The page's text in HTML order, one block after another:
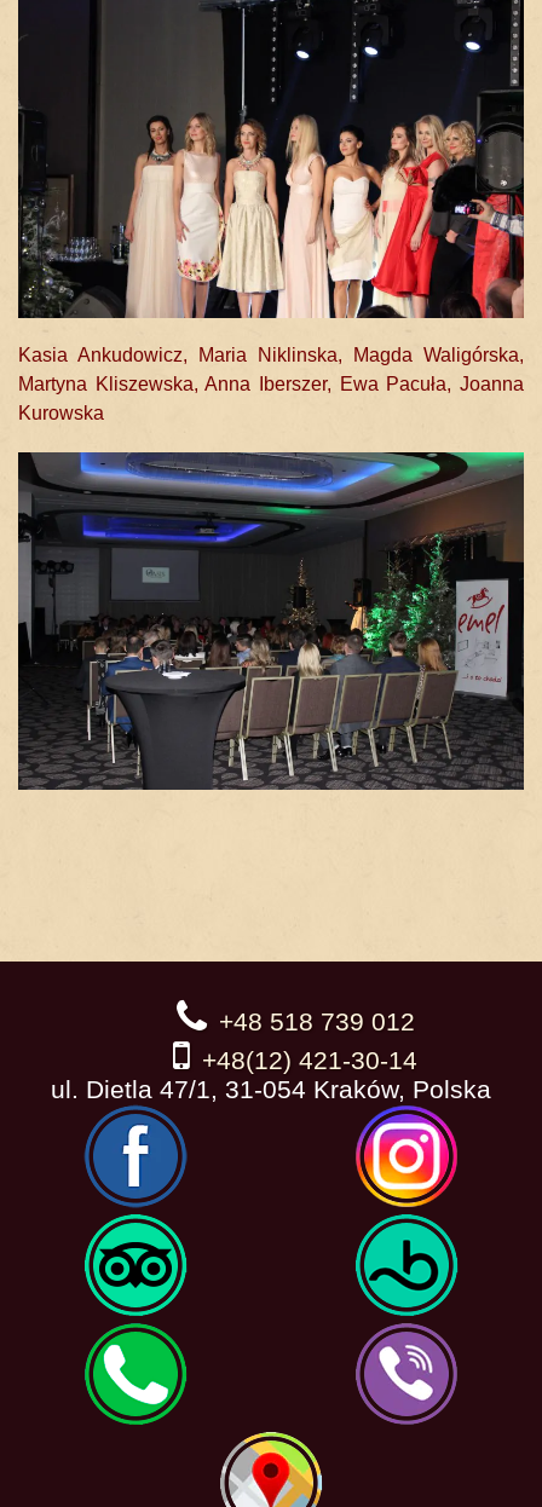
Kasia Ankudowicz, Maria Niklinska, Magda Waligórska,
Martyna Kliszewska, Anna Iberszer, Ewa Pacuła, Joanna
Kurowska
+48 518 739 012
+48(12) 421-30-14
ul. Dietla 47/1, 31-054 Kraków, Polska